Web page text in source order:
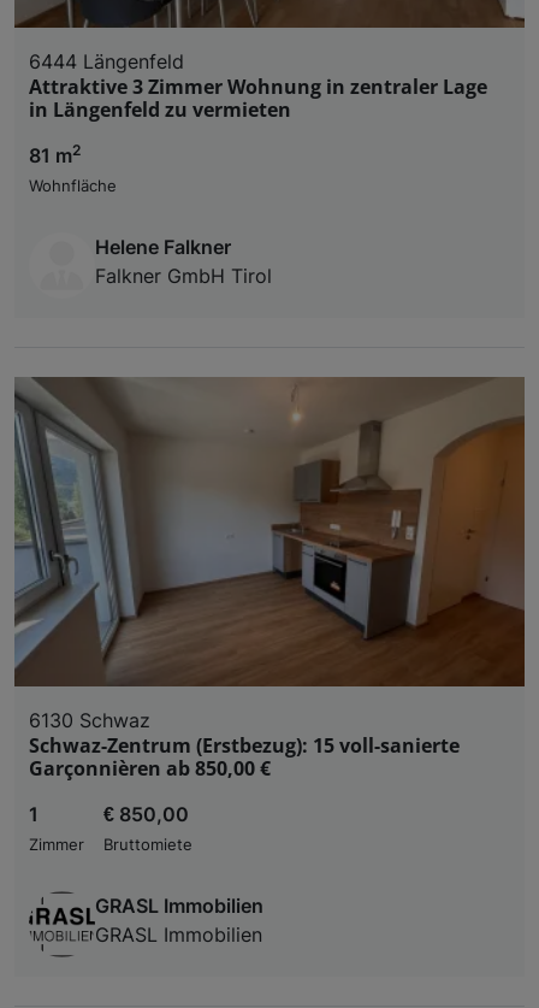
6444 Längenfeld
Attraktive 3 Zimmer Wohnung in zentraler Lage
in Längenfeld zu vermieten
81 m2
Wohnfläche
Helene Falkner
Falkner GmbH Tirol
6130 Schwaz
Schwaz-Zentrum (Erstbezug): 15 voll-sanierte
Garçonnièren ab 850,00 €
1
Zimmer
€ 850,00
Bruttomiete
GRASL Immobilien
GRASL Immobilien